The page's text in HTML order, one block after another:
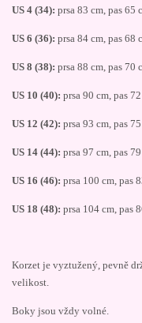
US 4 (34): prsa 83 cm, pas 65
US 6 (36): prsa 84 cm, pas 68
US 8 (38): prsa 88 cm, pas 70
US 10 (40): prsa 90 cm, pas
US 12 (42): prsa 93 cm, pas
US 14 (44): prsa 97 cm, pas
US 16 (46): prsa 100 cm, pas
US 18 (48): prsa 104 cm, pas
Korzet je vyztužený, pevně
velikost.
Boky jsou vždy volné.